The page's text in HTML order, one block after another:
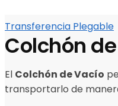
Transferencia Plegable
Colchón
El Colchón de Vacío
transportarlo de